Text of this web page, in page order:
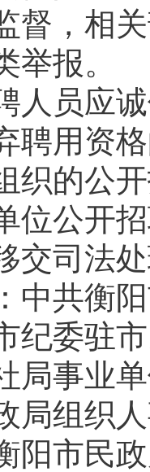
督，相
举报。
员应诚
聘用资
织的公
位公开
交司法
共衡阳
委驻市
事业单
组织人
市民政